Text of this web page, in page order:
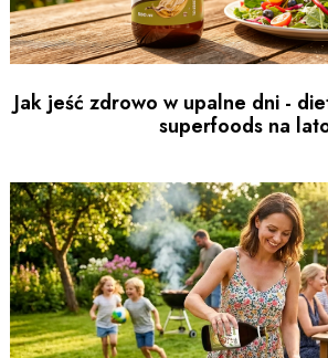
Jak jeść zdrowo w upalne dni -
superfoods na